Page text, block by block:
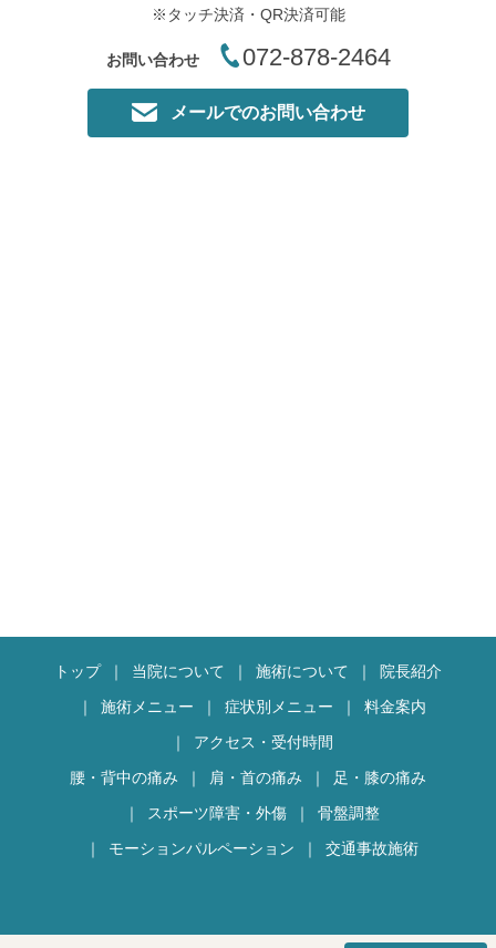
※タッチ決済・QR決済可能
お問い合わせ 072-878-2464
メールでのお問い合わせ
トップ 当院について 施術について
院長紹介
施術メニュー
症状別メニュー
料金案内
アクセス・受付時間
腰・背中の痛み
肩・首の痛み
足・膝の痛み
スポーツ障害・外傷
骨盤調整
モーションパルペーション
交通事故施術